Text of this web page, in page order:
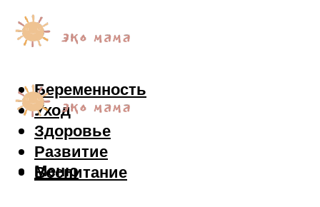
Беременность
Уход
Здоровье
Развитие
Воспитание
Меню